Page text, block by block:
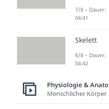
Dauer: 04:50
Innere und
Dauer: 04:07
7/8 – Dauer:
04:41
Skelett
8/8 – Dauer:
04:42
Physiologie &
Menschlicher Körper